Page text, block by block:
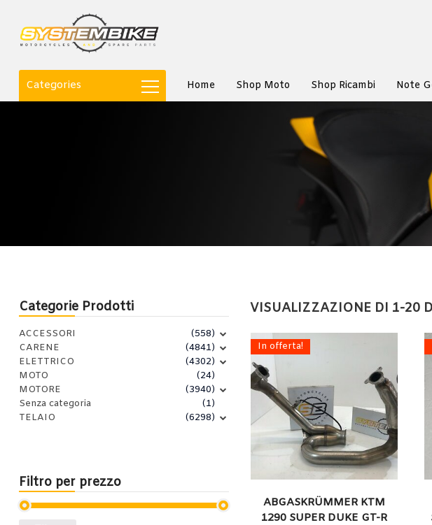
Categories Home Shop Moto Shop Ricambi Note
Categorie Prodotti
ACCESSORI
(558)
CARENE
(4841)
ELETTRICO
(4302)
MOTO
(24)
MOTORE
(3940)
Senza categoria
(1)
TELAIO
(6298)
Filtro per prezzo
VISUALIZZAZIONE DI 1-20
In offerta!
ABGASKRÜMMER KTM
1290 SUPER DUKE GT-R